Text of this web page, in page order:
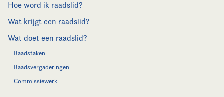
Hoe word ik raadslid?
Wat krijgt een raadslid?
Wat doet een raadslid?
Raadstaken
Raadsvergaderingen
Commissiewerk